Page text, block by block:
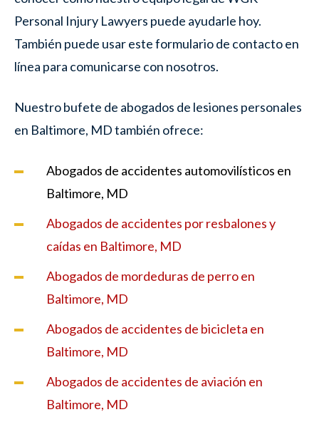
Personal Injury Lawyers puede ayudarle hoy.
También puede usar este formulario de contacto en
línea para comunicarse con nosotros.
Nuestro bufete de abogados de lesiones personales
en Baltimore, MD también ofrece:
Abogados de accidentes automovilísticos en
Baltimore, MD
Abogados de accidentes por resbalones y
caídas en Baltimore, MD
Abogados de mordeduras de perro en
Baltimore, MD
Abogados de accidentes de bicicleta en
Baltimore, MD
Abogados de accidentes de aviación en
Baltimore, MD